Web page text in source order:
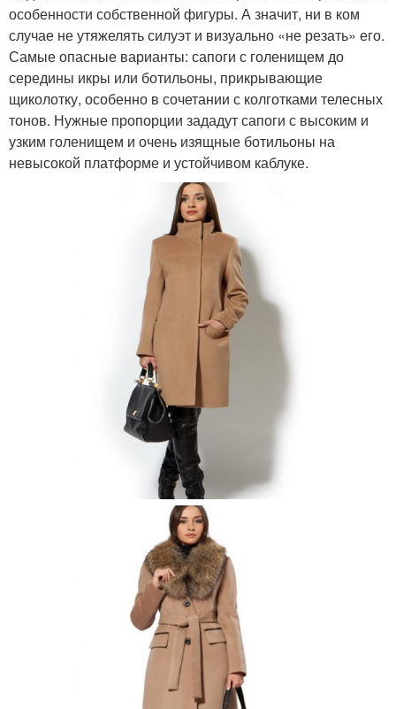
особенности собственной фигуры. А значит, ни в ком
случае не утяжелять силуэт и визуально «не резать» его.
Самые опасные варианты: сапоги с голенищем до
середины икры или ботильоны, прикрывающие
щиколотку, особенно в сочетании с колготками телесных
тонов. Нужные пропорции зададут сапоги с высоким и
узким голенищем и очень изящные ботильоны на
невысокой платформе и устойчивом каблуке.